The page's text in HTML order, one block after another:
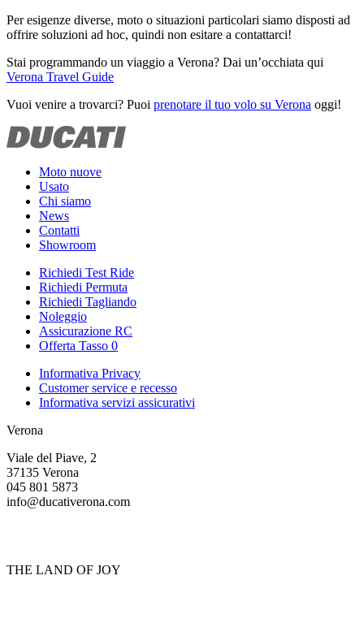
Per esigenze diverse, moto o situazioni particolari siamo disposti ad
offrire soluzioni ad hoc, quindi non esitare a contattarci!
Stai programmando un viaggio a Verona? Dai un’occhiata qui
Verona Travel Guide
Vuoi venire a trovarci? Puoi prenotare il tuo volo su Verona oggi!
Moto nuove
Usato
Chi siamo
News
Contatti
Showroom
Richiedi Test Ride
Richiedi Permuta
Richiedi Tagliando
Noleggio
Assicurazione RC
Offerta Tasso 0
Informativa Privacy
Customer service e recesso
Informativa servizi assicurativi
Verona
Viale del Piave, 2
37135 Verona
045 801 5873
info@ducativerona.com
THE LAND OF JOY